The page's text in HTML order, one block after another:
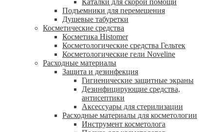
Каталки для скорой помощи
Подъемники для перемещения
Душевые табуретки
Косметические средства
Косметика Histomer
Косметологические средства Гельтек
Косметологические гели Noveline
Расходные материалы
Защита и дезинфекция
Гигиенические защитные экраны
Дезинфицирующие средства,
антисептики
Аксессуары для стерилизации
Расходные материалы для косметологии
Инструмент косметолога